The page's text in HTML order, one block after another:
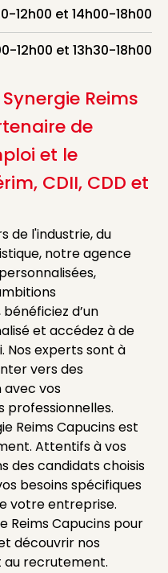
12h00 et 14h00-18h00
12h00 et 13h30-18h00
Reims
de
et le
CDII, CDD et
de l'industrie, du
notre agence
d’un
et accédez à de
Nos experts sont à
vers des
vos
Reims Capucins est
Attentifs à vos
des candidats choisis
besoins spécifiques
votre entreprise.
Reims Capucins pour
découvrir nos
au recrutement.